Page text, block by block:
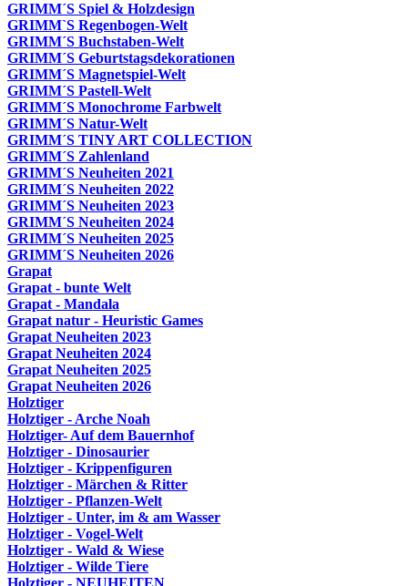
GRIMM´S Spiel & Holzdesign
GRIMM`S Regenbogen-Welt
GRIMM´S Buchstaben-Welt
GRIMM´S Geburtstagsdekorationen
GRIMM´S Magnetspiel-Welt
GRIMM´S Pastell-Welt
GRIMM´S Monochrome Farbwelt
GRIMM´S Natur-Welt
GRIMM´S TINY ART COLLECTION
GRIMM´S Zahlenland
GRIMM´S Neuheiten 2021
GRIMM´S Neuheiten 2022
GRIMM´S Neuheiten 2023
GRIMM´S Neuheiten 2024
GRIMM´S Neuheiten 2025
GRIMM´S Neuheiten 2026
Grapat
Grapat - bunte Welt
Grapat - Mandala
Grapat natur - Heuristic Games
Grapat Neuheiten 2023
Grapat Neuheiten 2024
Grapat Neuheiten 2025
Grapat Neuheiten 2026
Holztiger
Holztiger - Arche Noah
Holztiger- Auf dem Bauernhof
Holztiger - Dinosaurier
Holztiger - Krippenfiguren
Holztiger - Märchen & Ritter
Holztiger - Pflanzen-Welt
Holztiger - Unter, im & am Wasser
Holztiger - Vogel-Welt
Holztiger - Wald & Wiese
Holztiger - Wilde Tiere
Holztiger - NEUHEITEN